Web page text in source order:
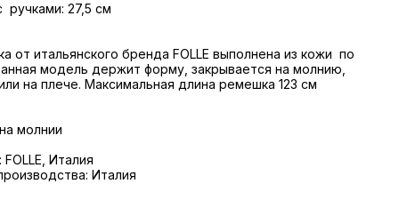
27,5 см
от итальянского бренда FOLLE выполнена из кожи по
модель держит форму, закрывается на молнию,
на плече. Максимальная длина ремешка 123 см
молнии
Италия
Италия